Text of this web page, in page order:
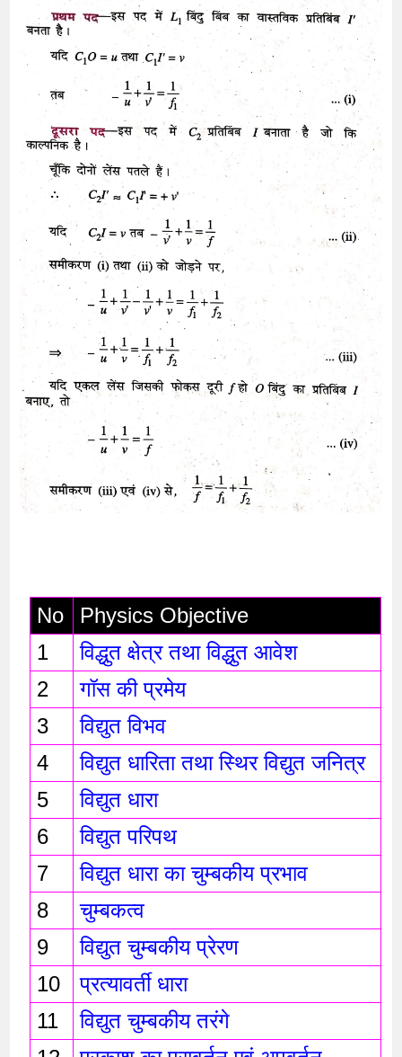
No
Physics Objective
1
विद्धुत क्षेत्र तथा विद्धुत आवेश
2
गॉस की प्रमेय
3
विद्युत विभव
4
विद्युत धारिता तथा स्थिर विद्युत जनित्र
5
विद्युत धारा
6
विद्युत परिपथ
7
विद्युत धारा का चुम्बकीय प्रभाव
8
चुम्बकत्व
9
विद्युत चुम्बकीय प्रेरण
10
प्रत्यावर्ती धारा
11
विद्युत चुम्बकीय तरंगे